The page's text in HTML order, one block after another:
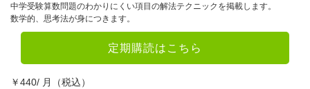
中学受験算数問題のわかりにくい項目の解法テクニックを掲載します。
数学的、思考法が身につきます。
定期購読はこちら
￥440/ 月（税込）